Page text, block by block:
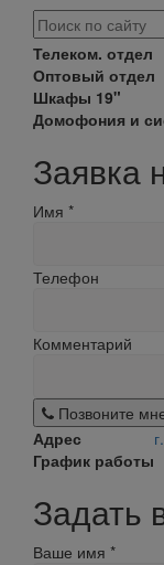
Телеком. отдел
Оптовый отдел
Шкафы 19"
Домофония и
Заявка
Имя *
Телефон
Комментарий
Позвоните
Адрес
График работы
Задать
Ваше имя *